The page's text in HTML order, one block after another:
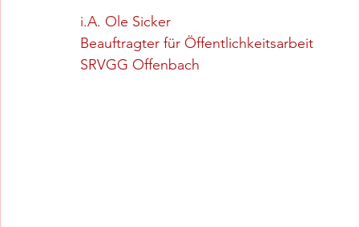
i.A. Ole Sicker
Beauftragter für Öffentlichkeitsarbeit
SRVGG Offenbach